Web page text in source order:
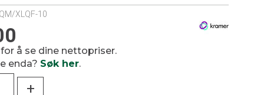
XLQF-10
for å se dine nettopriser.
enda? Søk her.
+